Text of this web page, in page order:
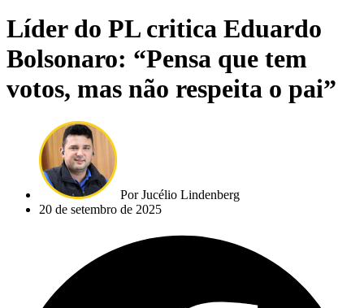
Líder do PL critica Eduardo
Bolsonaro: “Pensa que tem
votos, mas não respeita o pai”
PorJucélio Lindenberg
20 de setembro de 2025